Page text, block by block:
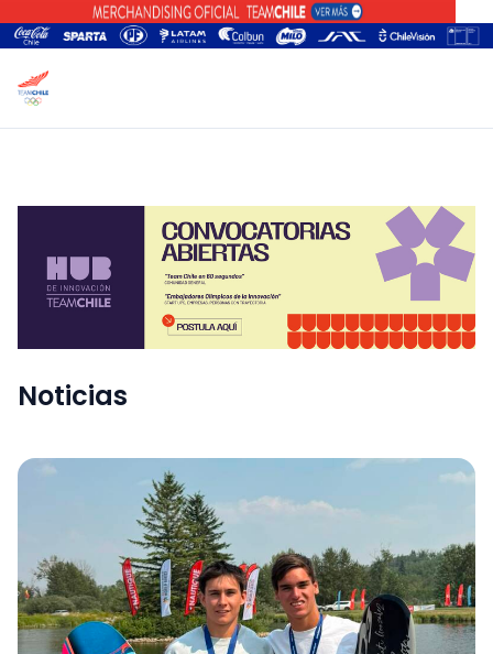
Noticias